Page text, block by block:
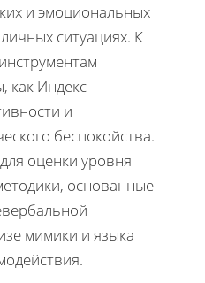
и эмоциональных
ситуациях. К
как Индекс
и
беспокойства.
оценки уровня
основанные
мимики и языка